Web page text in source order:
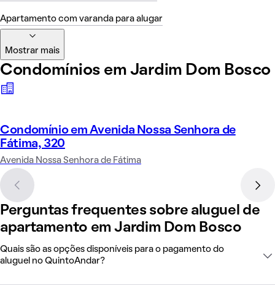
Apartamento com varanda para alugar
Mostrar mais
Condomínios em Jardim Dom Bosco
Condomínio em Avenida Nossa Senhora de
Fátima, 320
Avenida Nossa Senhora de Fátima
Perguntas frequentes sobre aluguel de
apartamento em Jardim Dom Bosco
Quais são as opções disponíveis para o pagamento do
aluguel no QuintoAndar?